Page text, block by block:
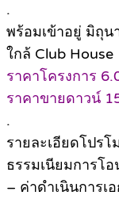
.
พร้อมเข้าอยู่ มิถุน
ใกล้ Club House
ราคาโครงการ
ราคาขายดาวน์
.
รายละเอียดโปร
ธรรมเนียมการโอ
– ค่าดำเนินการเ